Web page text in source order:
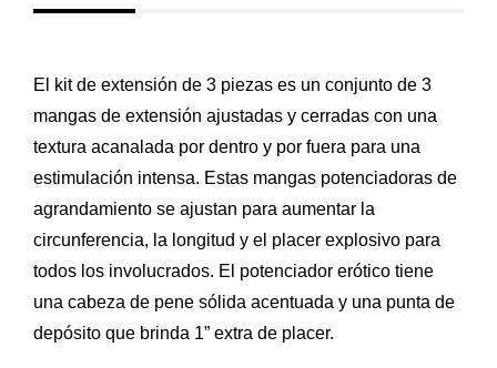
El kit de extensión de 3 piezas es un conjunto de 3
mangas de extensión ajustadas y cerradas con una
textura acanalada por dentro y por fuera para una
estimulación intensa. Estas mangas potenciadoras de
agrandamiento se ajustan para aumentar la
circunferencia, la longitud y el placer explosivo para
todos los involucrados. El potenciador erótico tiene
una cabeza de pene sólida acentuada y una punta de
depósito que brinda 1” extra de placer.